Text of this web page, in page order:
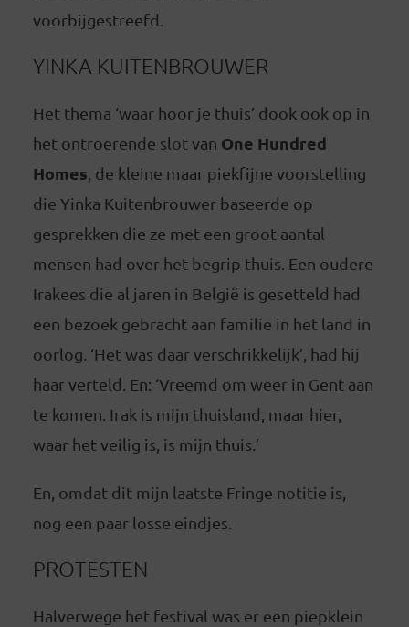
voorbijgestreefd.
YINKA KUITENBROUWER
Het thema ‘waar hoor je thuis’ dook ook op in
het ontroerende slot van One Hundred
Homes , de kleine maar piekfijne voorstelling
die Yinka Kuitenbrouwer baseerde op
gesprekken die ze met een groot aantal
mensen had over het begrip thuis. Een oudere
Irakees die al jaren in België is gesetteld had
een bezoek gebracht aan familie in het land in
oorlog. ‘Het was daar verschrikkelijk’, had hij
haar verteld. En: ‘Vreemd om weer in Gent aan
te komen. Irak is mijn thuisland, maar hier,
waar het veilig is, is mijn thuis.’
En, omdat dit mijn laatste Fringe notitie is,
nog een paar losse eindjes.
PROTESTEN
Halverwege het festival was er een piepklein